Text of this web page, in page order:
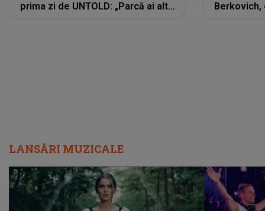
prima zi de UNTOLD: „Parcă ai altă
LANSĂRI MUZICALE